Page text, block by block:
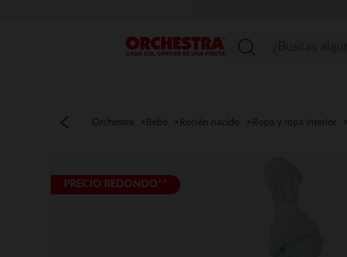
Menú
Orchestra Bebé Recién nacido Ropa y ropa interior
PRECIO REDONDO**